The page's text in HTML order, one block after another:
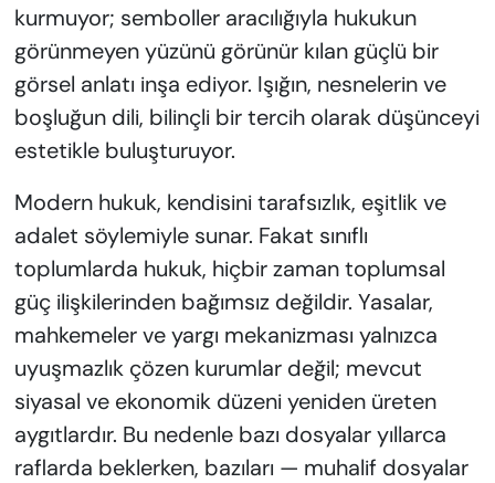
kurmuyor; semboller aracılığıyla hukukun
görünmeyen yüzünü görünür kılan güçlü bir
görsel anlatı inşa ediyor. Işığın, nesnelerin ve
boşluğun dili, bilinçli bir tercih olarak düşünceyi
estetikle buluşturuyor.
Modern hukuk, kendisini tarafsızlık, eşitlik ve
adalet söylemiyle sunar. Fakat sınıflı
toplumlarda hukuk, hiçbir zaman toplumsal
güç ilişkilerinden bağımsız değildir. Yasalar,
mahkemeler ve yargı mekanizması yalnızca
uyuşmazlık çözen kurumlar değil; mevcut
siyasal ve ekonomik düzeni yeniden üreten
aygıtlardır. Bu nedenle bazı dosyalar yıllarca
raflarda beklerken, bazıları — muhalif dosyalar